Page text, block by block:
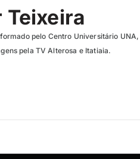
Teixeira
pelo Centro Universitário
pela TV Alterosa e Itatiaia.